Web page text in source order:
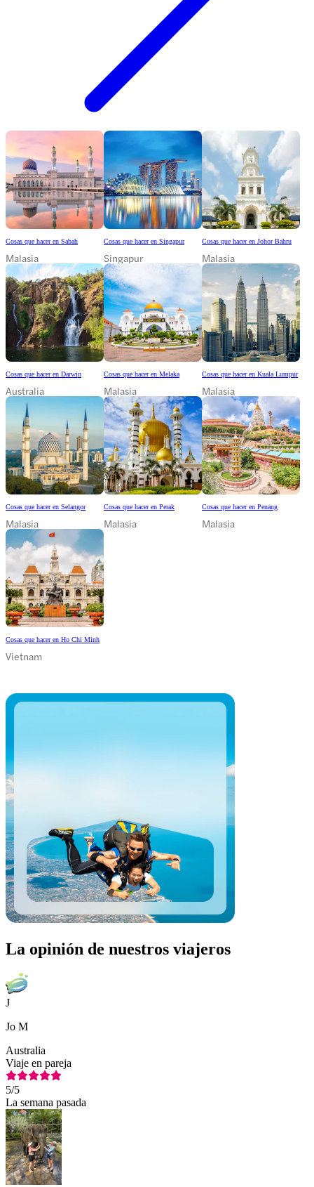
Cosas que hacer en Sabah
Malasia
Cosas que hacer en Singapur
Singapur
Cosas que hacer en Johor Bahru
Malasia
Cosas que hacer en Darwin
Australia
Cosas que hacer en Melaka
Malasia
Cosas que hacer en Kuala Lumpur
Malasia
Cosas que hacer en Selangor
Malasia
Cosas que hacer en Perak
Malasia
Cosas que hacer en Penang
Malasia
Cosas que hacer en Ho Chi Minh
Vietnam
La opinión de nuestros viajeros
J
Jo M
Australia
Viaje en pareja
5/5
La semana pasada